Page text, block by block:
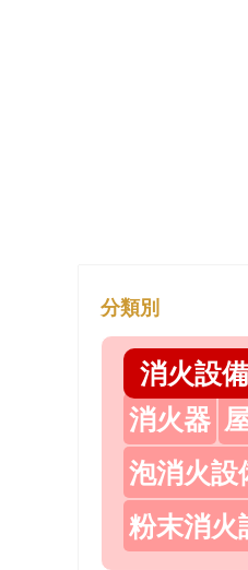
分類別
消火設備
消火器
泡消火設
粉末消火